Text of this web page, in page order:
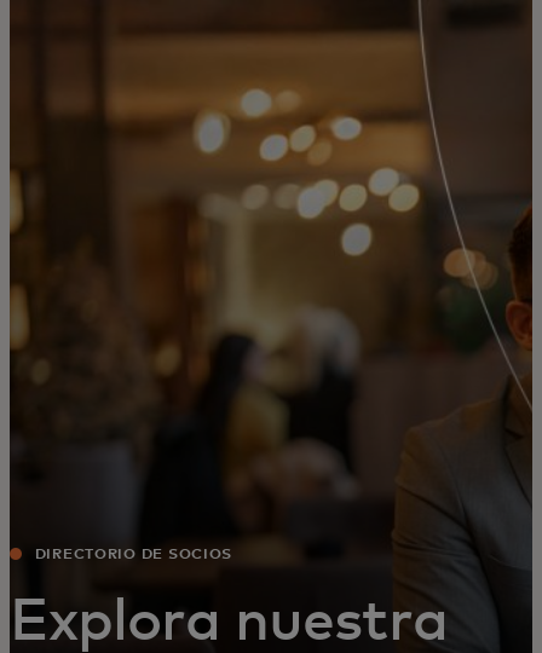
Para ti
Para empresas
Para el mundo
Noticias y tendencias
DIRECTORIO DE SOCIOS
Explora nuestra